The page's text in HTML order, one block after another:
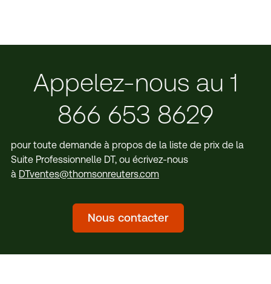
Appelez-nous au 1
866 653 8629
pour toute demande à propos de la liste de prix de la
Suite Professionnelle DT, ou écrivez-nous
à DTventes@thomsonreuters.com
Nous contacter